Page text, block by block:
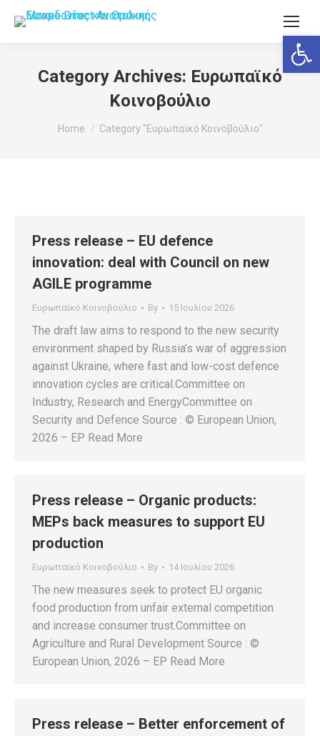
Category Archives: Ευρωπαϊκό
Κοινοβούλιο
You are here:
Home Category "Ευρωπαϊκό Κοινοβούλιο"
Press release – EU defence
innovation: deal with Council on new
AGILE programme
Ευρωπαϊκό Κοινοβούλιο By 15 Ιουλίου 2026
The draft law aims to respond to the new security
environment shaped by Russia’s war of aggression
against Ukraine, where fast and low-cost defence
innovation cycles are critical.Committee on
Industry, Research and EnergyCommittee on
Security and Defence Source : © European Union,
2026 – EP Read More
Press release – Organic products:
MEPs back measures to support EU
production
Ευρωπαϊκό Κοινοβούλιο By 14 Ιουλίου 2026
The new measures seek to protect EU organic
food production from unfair external competition
and increase consumer trust.Committee on
Agriculture and Rural Development Source : ©
European Union, 2026 – EP Read More
Press release – Better enforcement of